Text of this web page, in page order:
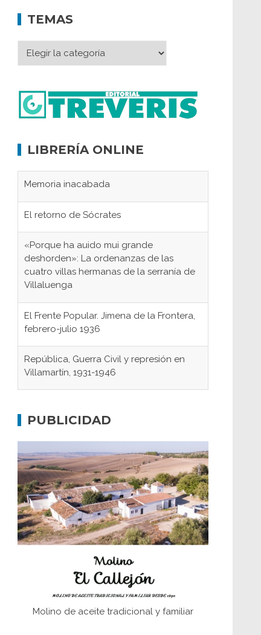
TEMAS
LIBRERÍA ONLINE
Memoria inacabada
El retorno de Sócrates
«Porque ha auido mui grande
deshorden»: La ordenanzas de las
cuatro villas hermanas de la serranía de
Villaluenga
El Frente Popular. Jimena de la Frontera,
febrero-julio 1936
República, Guerra Civil y represión en
Villamartín, 1931-1946
concentración nazis
fundaciones de Bornos
El Frente Popular. Ubrique, febrero-julio
1936
Juntar las letras. La alfabetización en el
campo: del afán de saber a la
Historia y vivencias del poblado de Los
PUBLICIDAD
Molino de aceite tradicional y familiar